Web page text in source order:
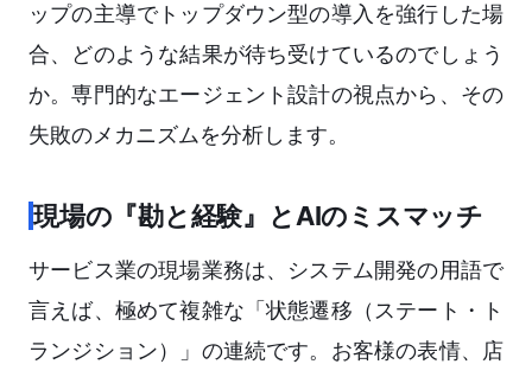
ップの主導でトップダウン型の導入を強行した場
合、どのような結果が待ち受けているのでしょう
か。専門的なエージェント設計の視点から、その
失敗のメカニズムを分析します。
現場の『勘と経験』とAIのミスマッチ
サービス業の現場業務は、システム開発の用語で
言えば、極めて複雑な「状態遷移（ステート・ト
ランジション）」の連続です。お客様の表情、店